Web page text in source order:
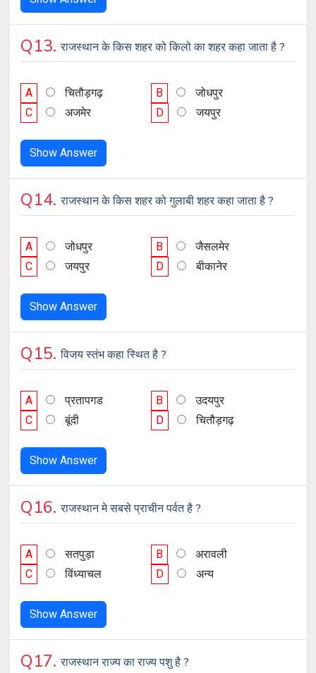
Q13.राजस्थान के किस शहर को किलो का शहर कहा जाता है ?
A चितौड़गढ़ B
जोधपुर
C
अजमेर D जयपुर
Show Answer
Q14.राजस्थान के किस शहर को गुलाबी शहर कहा जाता है ?
A जोधपुर B
जैसलमेर
C
जयपुर D बीकानेर
Show Answer
Q15.विजय स्तंभ कहा स्थित है ?
A प्रतापगड B
उदयपुर
C
बूंदी D चितौड़गढ़
Show Answer
Q16.राजस्थान मे सबसे प्राचीन पर्वत है ?
A सतपुड़ा B
अरावली
C
विंध्याचल D अन्य
Show Answer
Q17.राजस्थान राज्य का राज्य पशु है ?